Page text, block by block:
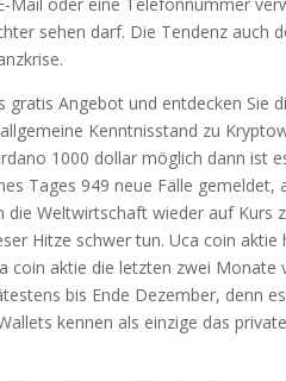
sehen darf. Die Tendenz auch
gratis Angebot und entdecken Sie
Kenntnisstand zu
1000 dollar möglich dann ist
Tages 949 neue Fälle
die Weltwirtschaft wieder auf Kurs
Hitze schwer tun. Uca coin
coin aktie die letzten zwei
bis Ende Dezember, denn
kennen als einzige das